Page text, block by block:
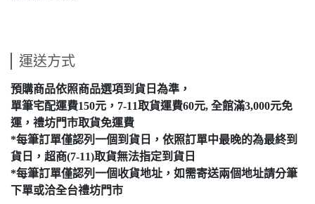
運送方式
預購商品依照商品選項到貨日為準，
單筆宅配運費150元，7-11取貨運費60元, 全館滿3,000元免
運，禮坊門市取貨免運費
*每筆訂單僅認列一個到貨日，依照訂單中最晚的為最終到
貨日，超商(7-11)取貨無法指定到貨日
*每筆訂單僅認列一個收貨地址，如需寄送兩個地址請分筆
下單或洽全台禮坊門市